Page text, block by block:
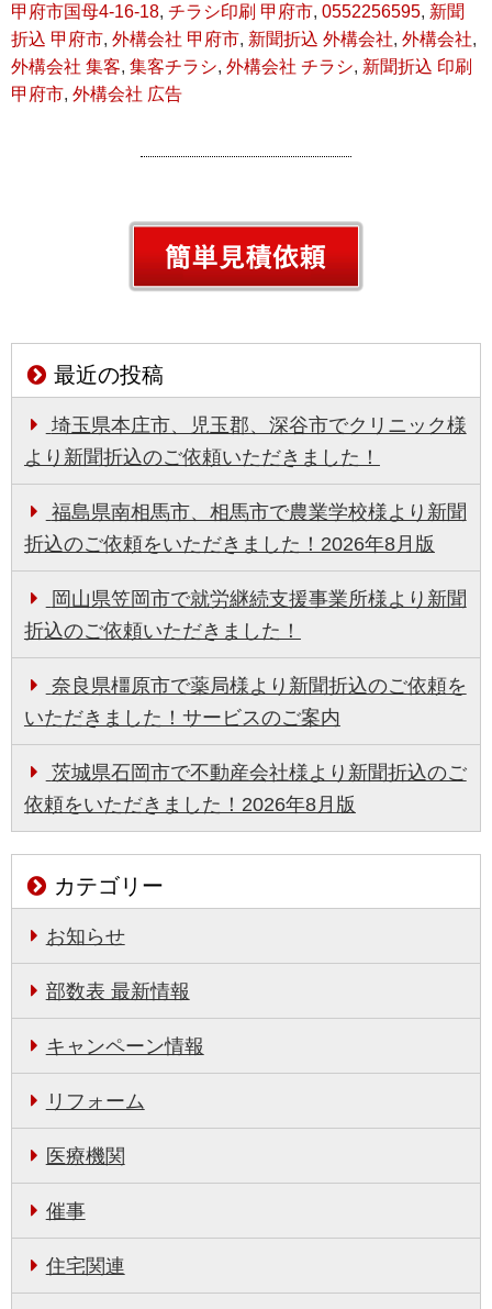
甲府市国母4-16-18, チラシ印刷 甲府市, 0552256595, 新聞
折込 甲府市, 外構会社 甲府市, 新聞折込 外構会社, 外構会社,
外構会社 集客, 集客チラシ, 外構会社 チラシ, 新聞折込 印刷
甲府市, 外構会社 広告
最近の投稿
埼玉県本庄市、児玉郡、深谷市でクリニック様
より新聞折込のご依頼いただきました！
福島県南相馬市、相馬市で農業学校様より新聞
折込のご依頼をいただきました！2026年8月版
岡山県笠岡市で就労継続支援事業所様より新聞
折込のご依頼いただきました！
奈良県橿原市で薬局様より新聞折込のご依頼を
いただきました！サービスのご案内
茨城県石岡市で不動産会社様より新聞折込のご
依頼をいただきました！2026年8月版
カテゴリー
お知らせ
部数表 最新情報
キャンペーン情報
リフォーム
医療機関
催事
住宅関連